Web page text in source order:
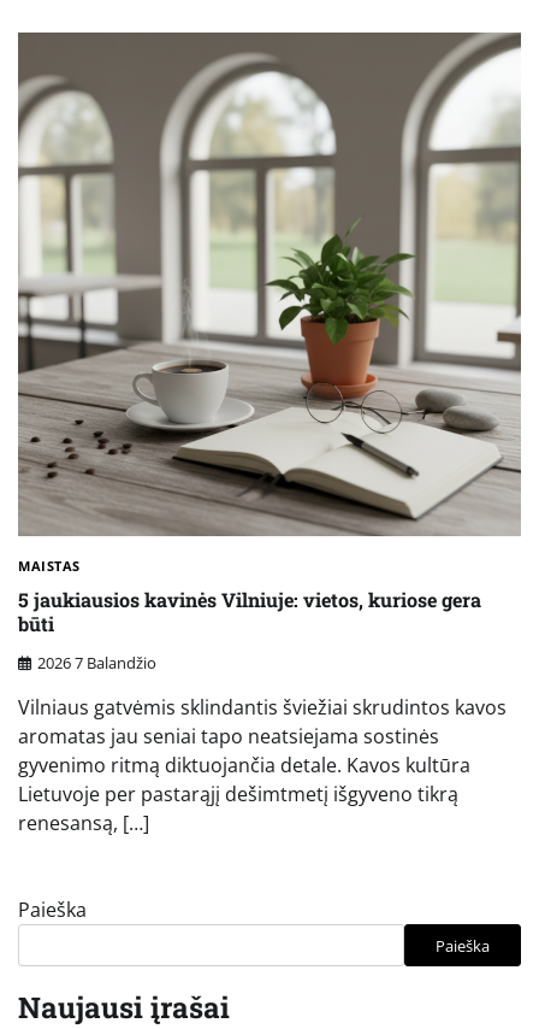
MAISTAS
5 jaukiausios kavinės Vilniuje: vietos, kuriose gera
būti
2026 7 Balandžio
Vilniaus gatvėmis sklindantis šviežiai skrudintos kavos
aromatas jau seniai tapo neatsiejama sostinės
gyvenimo ritmą diktuojančia detale. Kavos kultūra
Lietuvoje per pastarąjį dešimtmetį išgyveno tikrą
renesansą, […]
Paieška
Paieška
Naujausi įrašai